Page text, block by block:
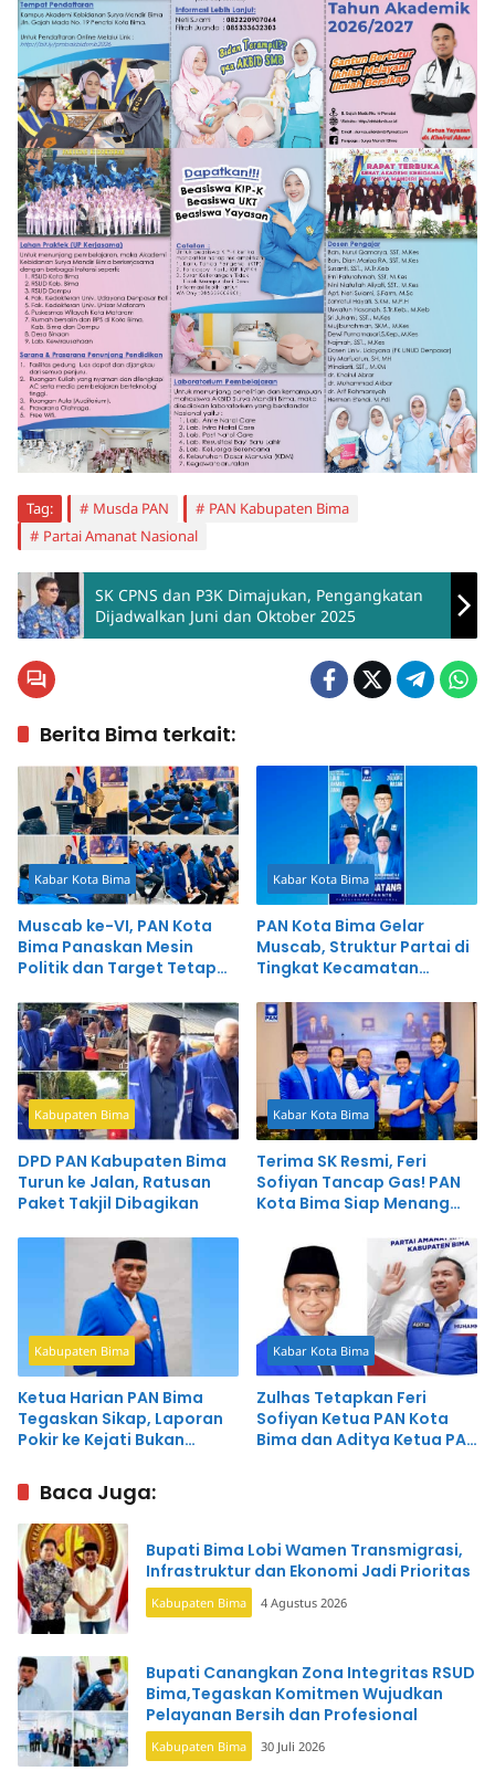
Tag: Musda PAN
PAN Kabupaten Bima
Partai Amanat Nasional
SK CPNS dan P3K Dimajukan, Pengangkatan
Dijadwalkan Juni dan Oktober 2025
Berita Bima terkait:
Kabar Kota Bima
Muscab ke-VI, PAN Kota
Bima Panaskan Mesin
Politik dan Target Tetap
Kabar Kota Bima
PAN Kota Bima Gelar
Muscab, Struktur Partai di
Tingkat Kecamatan
Kabupaten Bima
DPD PAN Kabupaten Bima
Turun ke Jalan, Ratusan
Paket Takjil Dibagikan
Kabar Kota Bima
Terima SK Resmi, Feri
Sofiyan Tancap Gas! PAN
Kota Bima Siap Menang
Kabupaten Bima
Ketua Harian PAN Bima
Tegaskan Sikap, Laporan
Pokir ke Kejati Bukan
Kabar Kota Bima
Zulhas Tetapkan Feri
Sofiyan Ketua PAN Kota
Bima dan Aditya Ketua PAN
Baca Juga:
Bupati Bima Lobi Wamen Transmigrasi,
Infrastruktur dan Ekonomi Jadi Prioritas
Kabupaten Bima 4 Agustus 2026
Bupati Canangkan Zona Integritas RSUD
Bima,Tegaskan Komitmen Wujudkan
Pelayanan Bersih dan Profesional
Kabupaten Bima 30 Juli 2026